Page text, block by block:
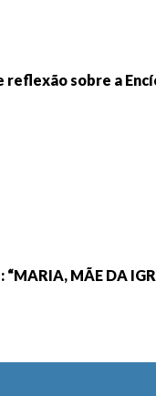
sobre a
MÃE DA